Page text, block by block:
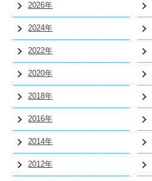
2026年
2024年
2022年
2020年
2018年
2016年
2014年
2012年